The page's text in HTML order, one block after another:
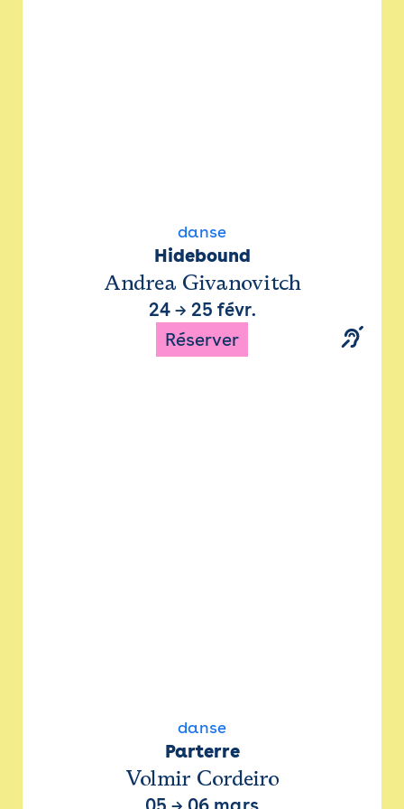
danse
Hidebound
Andrea Givanovitch
24→ 25 févr.
Réserver
danse
Parterre
Volmir Cordeiro